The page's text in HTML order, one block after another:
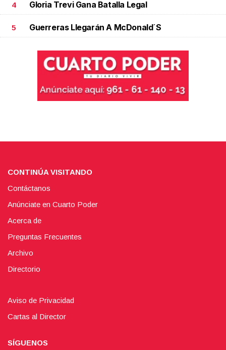
4 Gloria Trevi Gana Batalla Legal
5 Guerreras Llegarán A McDonald´s
CONTINÚA VISITANDO
Contáctanos
Anúnciate en Cuarto Poder
Acerca de
Preguntas Frecuentes
Archivo
Directorio
Aviso de Privacidad
Cartas al Director
SÍGUENOS